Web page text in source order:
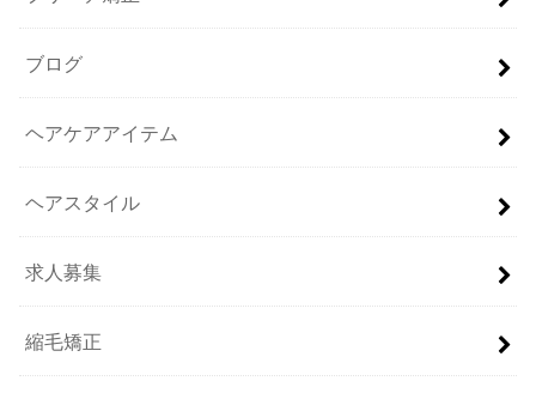
ブログ
ヘアケアアイテム
ヘアスタイル
求人募集
縮毛矯正